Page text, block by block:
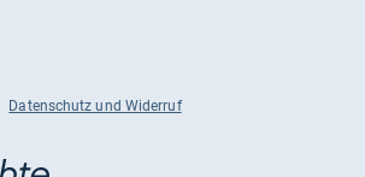
Datenschutz und Widerruf